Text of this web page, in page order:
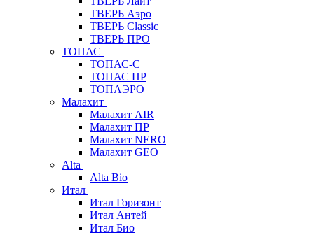
ТВЕРЬ Аэро
ТВЕРЬ Classic
ТВЕРЬ ПРО
ТОПАС
ТОПАС-С
ТОПАС ПР
ТОПАЭРО
Малахит
Малахит AIR
Малахит ПР
Малахит NERO
Малахит GEO
Alta
Alta Bio
Итал
Итал Горизонт
Итал Антей
Итал Био